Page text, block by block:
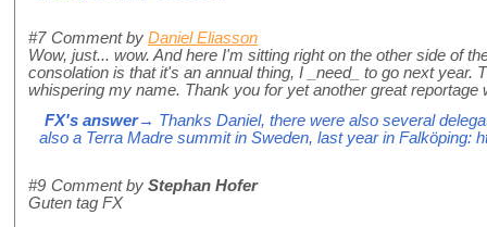
#7 Comment by Daniel Eliasson
Wow, just... wow. And here I'm sitting right on the other side of
consolation is that it's an annual thing, I _need_ to go next year.
whispering my name. Thank you for yet another great reportage
FX's answer→ Thanks Daniel, there were also several
also a Terra Madre summit in Sweden, last year in Falköping:
#9 Comment by Stephan Hofer
Guten tag FX